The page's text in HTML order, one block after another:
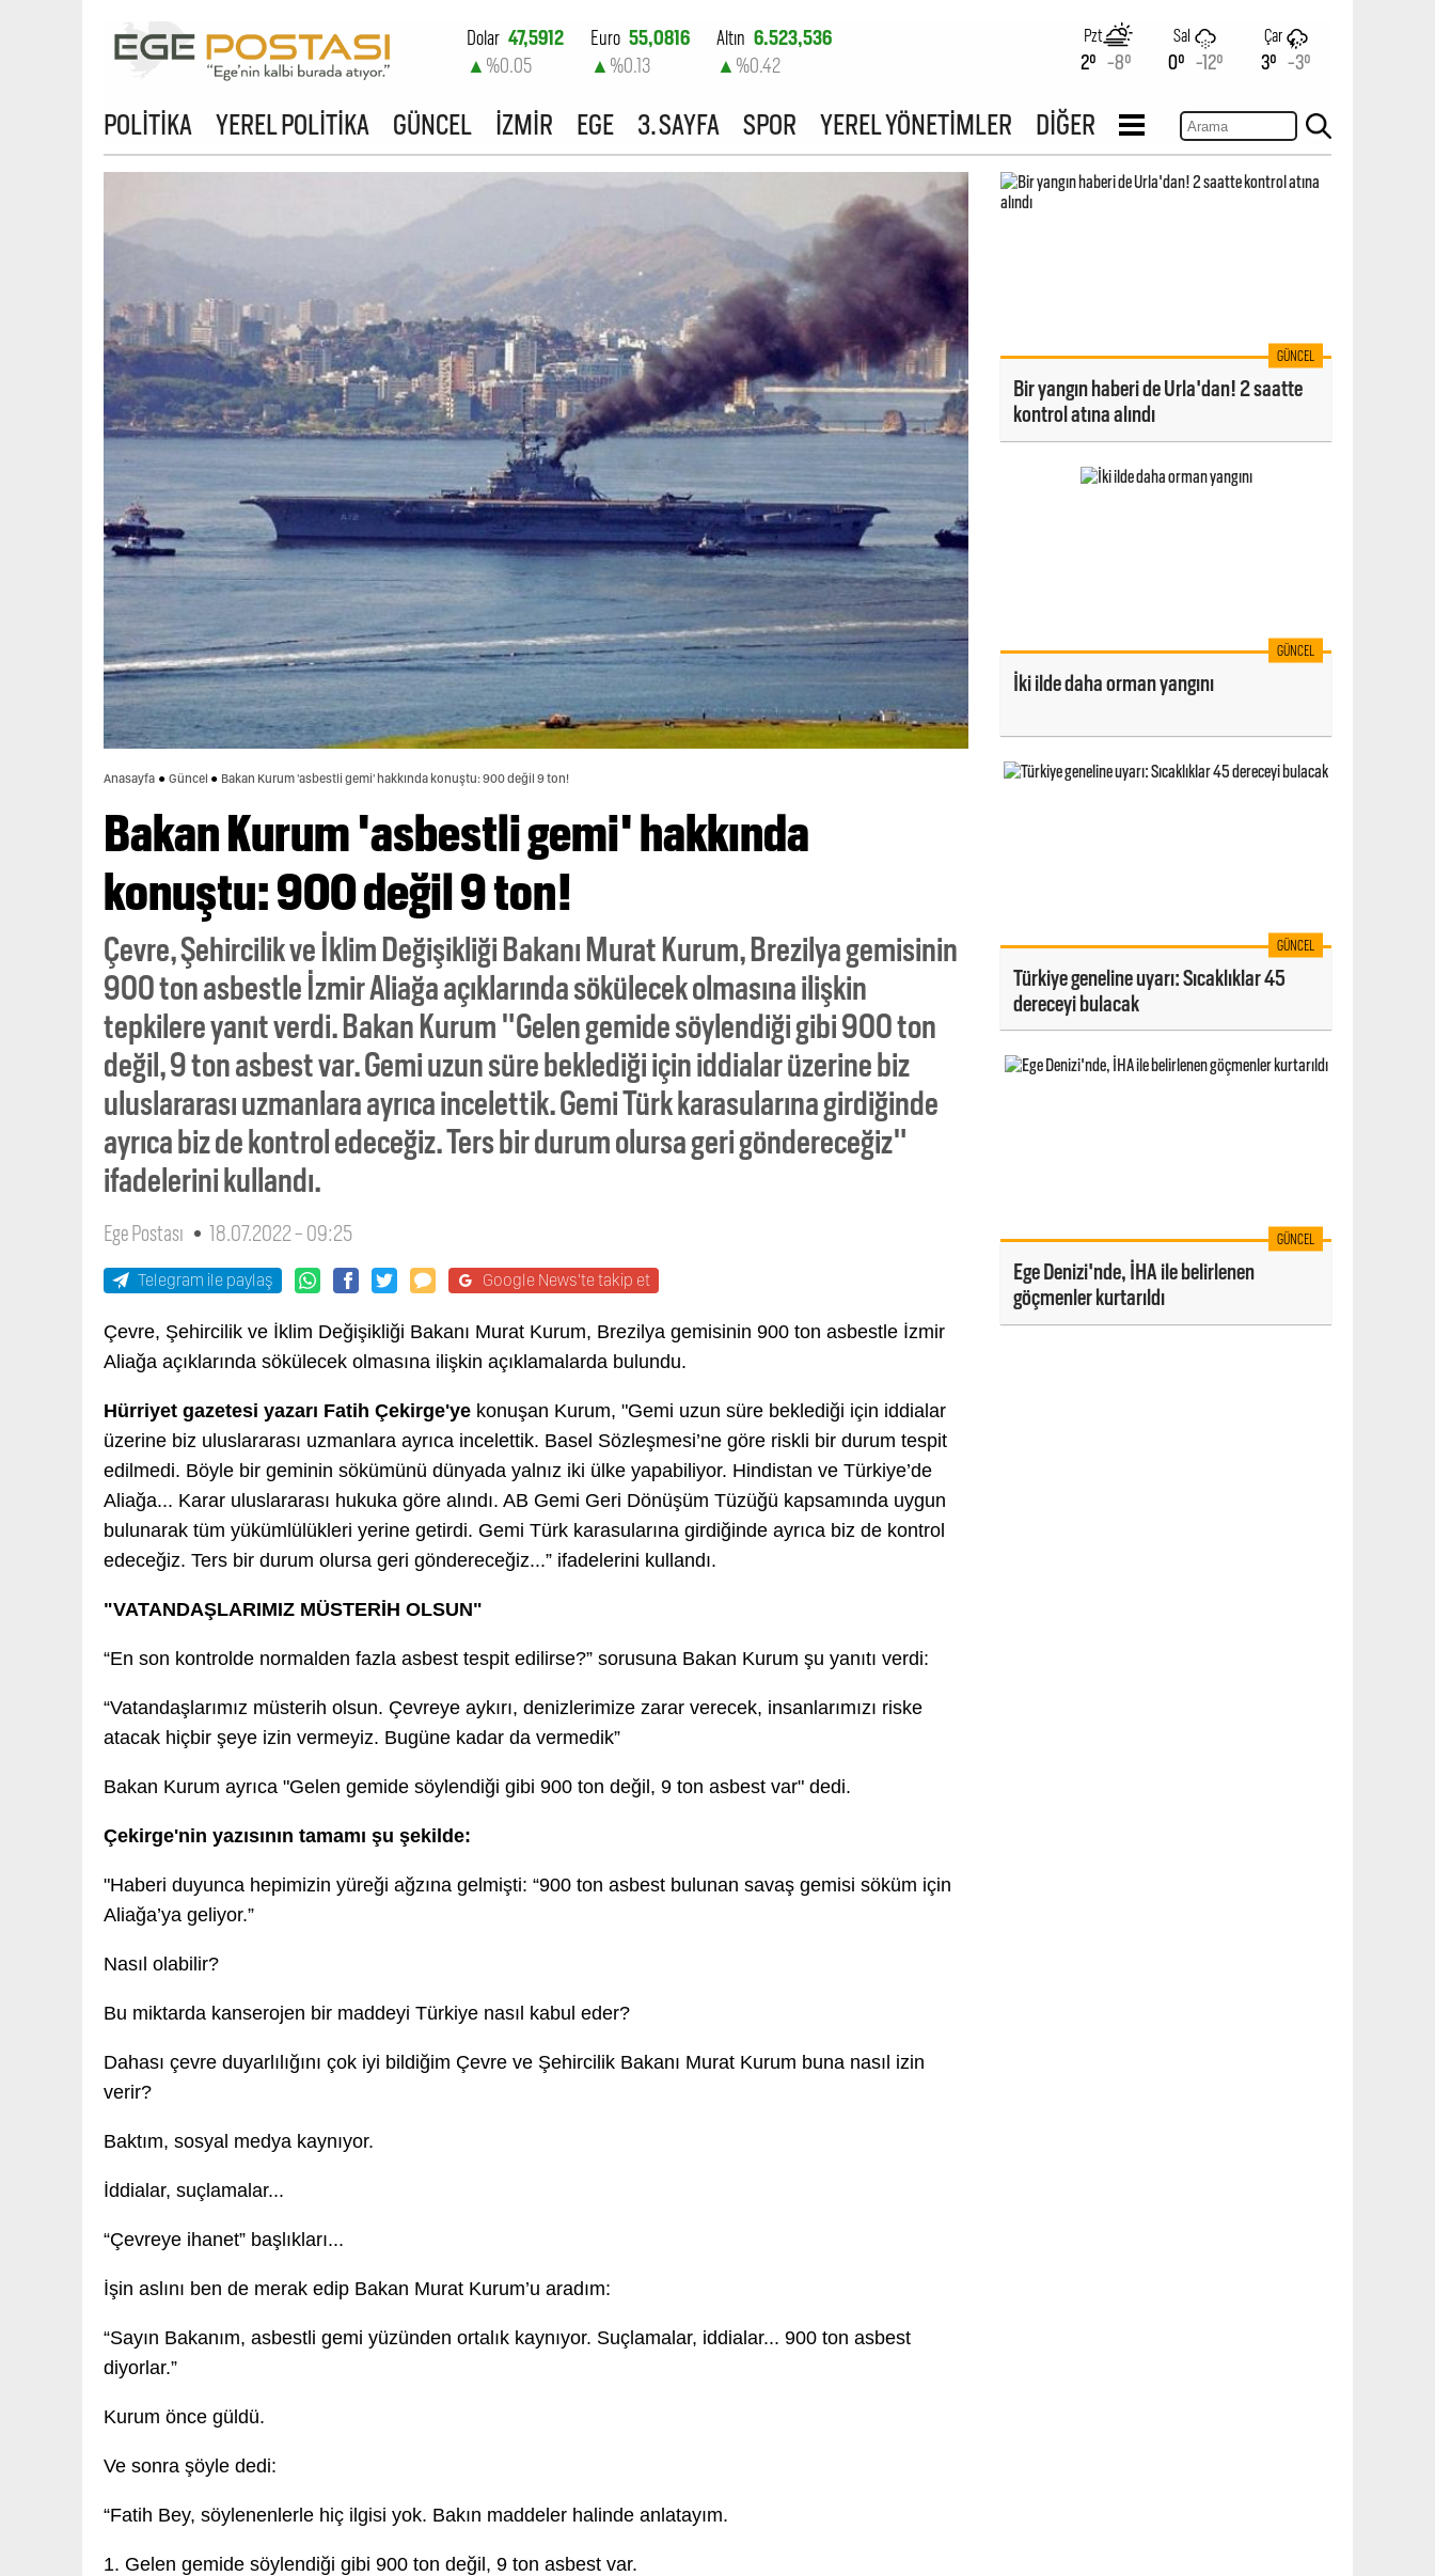
Dolar 47,5912
▲ %0.05
Euro 55,0816
▲ %0.13
Altın 6.523,536
▲ %0.42
%0
Pzt
2° -8°
Sal
0° -12°
Çar
3° -3°
POLİTİKA YEREL POLİTİKA GÜNCEL İZMİR EGE 3. SAYFA SPOR YEREL YÖNETİMLER DİĞER
Anasayfa Güncel Bakan Kurum 'asbestli gemi' hakkında konuştu: 900 değil 9 ton!
Bakan Kurum 'asbestli gemi' hakkında
konuştu: 900 değil 9 ton!
Çevre, Şehircilik ve İklim Değişikliği Bakanı Murat Kurum, Brezilya gemisinin
900 ton asbestle İzmir Aliağa açıklarında sökülecek olmasına ilişkin
tepkilere yanıt verdi. Bakan Kurum "Gelen gemide söylendiği gibi 900 ton
değil, 9 ton asbest var. Gemi uzun süre beklediği için iddialar üzerine biz
uluslararası uzmanlara ayrıca incelettik. Gemi Türk karasularına girdiğinde
ayrıca biz de kontrol edeceğiz. Ters bir durum olursa geri göndereceğiz"
ifadelerini kullandı.
Ege Postası 18.07.2022 - 09:25
Telegram ile paylaş Google News'te takip et
Çevre, Şehircilik ve İklim Değişikliği Bakanı Murat Kurum, Brezilya gemisinin 900 ton asbestle İzmir
Aliağa açıklarında sökülecek olmasına ilişkin açıklamalarda bulundu.
Hürriyet gazetesi yazarı Fatih Çekirge'ye konuşan Kurum, "Gemi uzun süre beklediği için iddialar
üzerine biz uluslararası uzmanlara ayrıca incelettik. Basel Sözleşmesi’ne göre riskli bir durum tespit
edilmedi. Böyle bir geminin sökümünü dünyada yalnız iki ülke yapabiliyor. Hindistan ve Türkiye’de
Aliağa... Karar uluslararası hukuka göre alındı. AB Gemi Geri Dönüşüm Tüzüğü kapsamında uygun
bulunarak tüm yükümlülükleri yerine getirdi. Gemi Türk karasularına girdiğinde ayrıca biz de kontrol
edeceğiz. Ters bir durum olursa geri göndereceğiz...” ifadelerini kullandı.
"VATANDAŞLARIMIZ MÜSTERİH OLSUN"
“En son kontrolde normalden fazla asbest tespit edilirse?” sorusuna Bakan Kurum şu yanıtı verdi:
“Vatandaşlarımız müsterih olsun. Çevreye aykırı, denizlerimize zarar verecek, insanlarımızı riske
atacak hiçbir şeye izin vermeyiz. Bugüne kadar da vermedik”
Bakan Kurum ayrıca "Gelen gemide söylendiği gibi 900 ton değil, 9 ton asbest var" dedi.
Çekirge'nin yazısının tamamı şu şekilde:
"Haberi duyunca hepimizin yüreği ağzına gelmişti: “900 ton asbest bulunan savaş gemisi söküm için
Aliağa’ya geliyor.”
Nasıl olabilir?
Bu miktarda kanserojen bir maddeyi Türkiye nasıl kabul eder?
Dahası çevre duyarlılığını çok iyi bildiğim Çevre ve Şehircilik Bakanı Murat Kurum buna nasıl izin
verir?
Baktım, sosyal medya kaynıyor.
İddialar, suçlamalar...
“Çevreye ihanet” başlıkları...
İşin aslını ben de merak edip Bakan Murat Kurum’u aradım:
“Sayın Bakanım, asbestli gemi yüzünden ortalık kaynıyor. Suçlamalar, iddialar... 900 ton asbest
diyorlar.”
Kurum önce güldü.
Ve sonra şöyle dedi:
“Fatih Bey, söylenenlerle hiç ilgisi yok. Bakın maddeler halinde anlatayım.
1. Gelen gemide söylendiği gibi 900 ton değil, 9 ton asbest var.
GÜNCEL
Bir yangın haberi de Urla'dan! 2 saatte
kontrol atına alındı
GÜNCEL
İki ilde daha orman yangını
GÜNCEL
Türkiye geneline uyarı: Sıcaklıklar 45
dereceyi bulacak
GÜNCEL
Ege Denizi'nde, İHA ile belirlenen
göçmenler kurtarıldı